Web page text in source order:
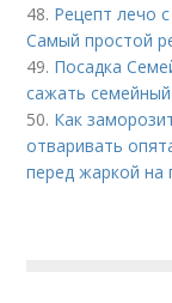
48. Рецепт лечо
Самый простой
49. Посадка
сажать
50. Как
отваривать
перед жаркой на